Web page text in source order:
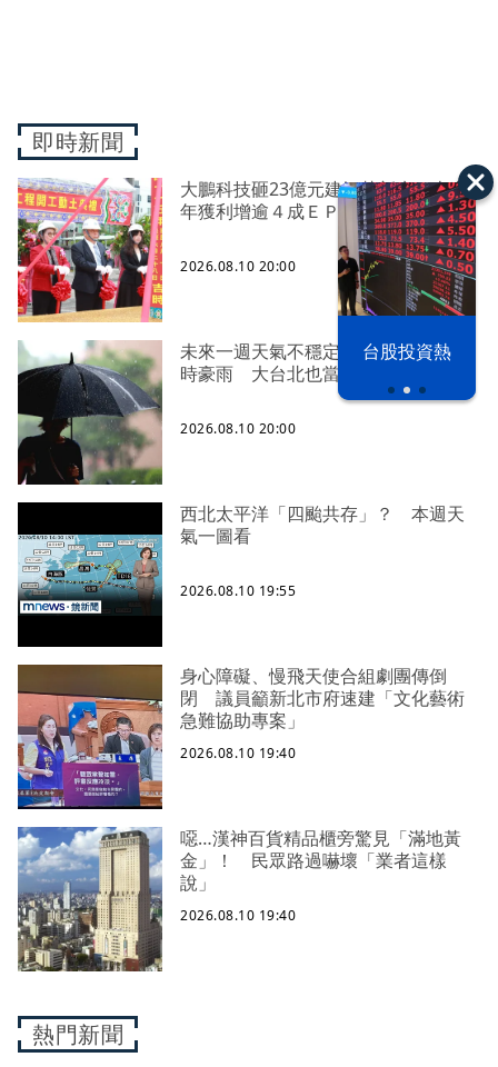
漢光42演習 台股投資熱
即時新聞
大鵬科技砸23億元建智慧新廠 上半
年獲利增逾４成ＥＰＳ６．５１元
2026.08.10 20:00
未來一週天氣不穩定！明南部防短延
時豪雨 大台北也當心
2026.08.10 20:00
西北太平洋「四颱共存」？ 本週天
氣一圖看
2026.08.10 19:55
身心障礙、慢飛天使合組劇團傳倒
閉 議員籲新北市府速建「文化藝術
急難協助專案」
2026.08.10 19:40
噁…漢神百貨精品櫃旁驚見「滿地黃
金」！ 民眾路過嚇壞「業者這樣
說」
2026.08.10 19:40
熱門新聞